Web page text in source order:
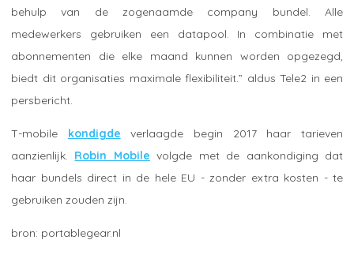
behulp van de zogenaamde company bundel. Alle
medewerkers gebruiken een datapool. In combinatie met
abonnementen die elke maand kunnen worden opgezegd,
biedt dit organisaties maximale flexibiliteit.” aldus Tele2 in een
persbericht.
T-mobile kondigde verlaagde begin 2017 haar tarieven
aanzienlijk. Robin Mobile volgde met de aankondiging dat
haar bundels direct in de hele EU - zonder extra kosten - te
gebruiken zouden zijn.
portablegear.nl